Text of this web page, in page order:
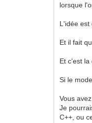
lorsque
L'idée est
Et il fait
Et c'est la
Si le
Vous
Je
C++, ou